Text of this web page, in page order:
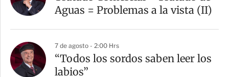
Aguas = Problemas a la vista (II)
7 de agosto - 2:00 Hrs
“Todos los sordos saben leer los
labios”